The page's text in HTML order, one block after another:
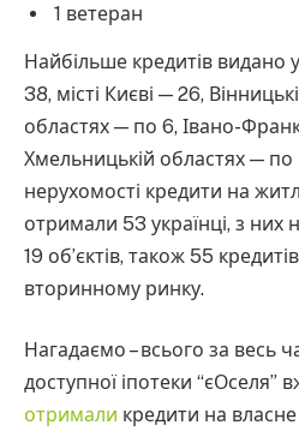
1 ветеран
Найбільше кредитів видано
38, місті Києві — 26,
областях — по 6, Івано-
Хмельницькій областях —
нерухомості кредити на
отримали 53 українці, з них
19 об’єктів, також 55
вторинному ринку.
Нагадаємо – всього за весь
доступної іпотеки “єОселя”
отримали кредити на